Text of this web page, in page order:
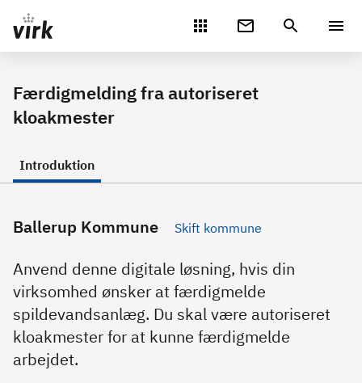
Gå direkte til indhold
Færdigmelding fra autoriseret
kloakmester
Introduktion
Ballerup Kommune Skift kommune
Anvend denne digitale løsning, hvis din
virksomhed ønsker at færdigmelde
spildevandsanlæg. Du skal være autoriseret
kloakmester for at kunne færdigmelde
arbejdet.